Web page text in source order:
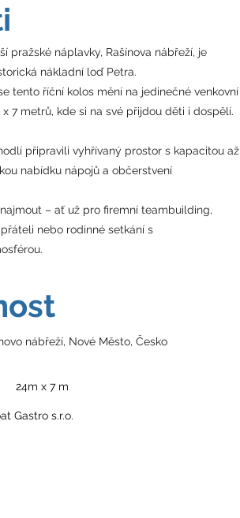
pražské náplavky, Rašínova nábřeží, je
nákladní loď Petra.
tento říční kolos mění na jedinečné venkovní
7 metrů, kde si na své přijdou děti i dospělí.
připravili vyhřívaný prostor s kapacitou až
nabídku nápojů a občerstvení
– ať už pro firemní teambuilding,
nebo rodinné setkání s
nábřeží, Nové Město, Česko
24m x 7 m
Gastro s.r.o.